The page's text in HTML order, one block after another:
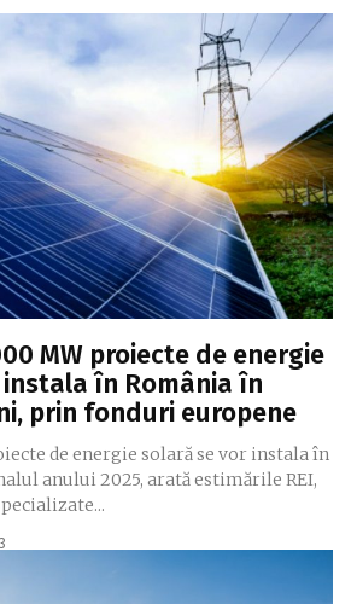
MW proiecte de energie
în România în
prin fonduri europene
de energie solară se vor instala în
anului 2025, arată estimările REI,